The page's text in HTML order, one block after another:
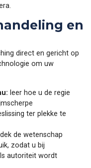
en
direct en gericht op
om uw
leer hoe u de regie
ter plekke te
de wetenschap
zodat u bij
autoriteit wordt